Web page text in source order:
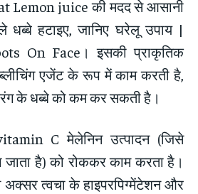
at Lemon juice की मदद से आसानी
हटाइए, जानिए घरेलू उपाय |
On Face। इसकी प्राकृतिक
एजेंट के रूप में काम करती है,
के धब्बे को कम कर सकती है।
C मेलेनिन उत्पादन (जिसे
है) को रोककर काम करता है।
अक्सर त्वचा के हाइपरपिग्मेंटेशन और